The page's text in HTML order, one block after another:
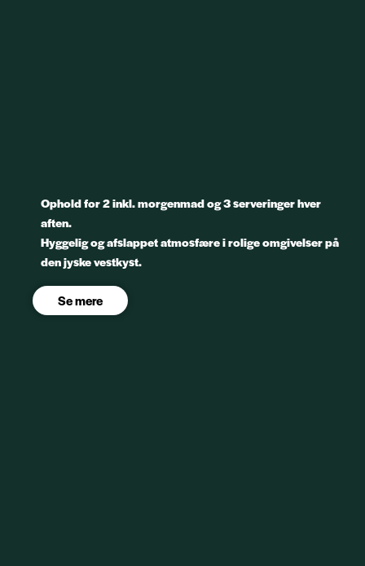
Ophold for 2 inkl. morgenmad og 3 serveringer hver
aften.
Hyggelig og afslappet atmosfære i rolige omgivelser på
den jyske vestkyst.
Se mere